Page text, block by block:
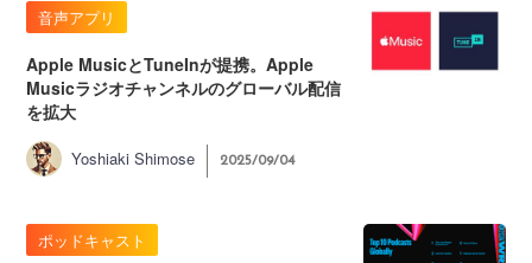
音声アプリ
Apple MusicとTuneInが提携。Apple
Musicラジオチャンネルのグローバル配信
を拡大
Yoshiaki Shimose 2025/09/04
ポッドキャスト